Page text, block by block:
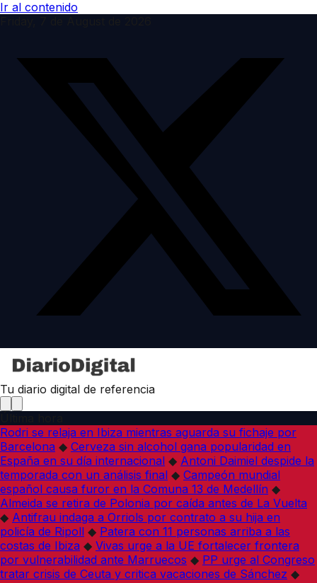
Ir al contenido
Tu diario digital de referencia
Rodri se relaja en Ibiza mientras aguarda su fichaje por
Barcelona ◆ Cerveza sin alcohol gana popularidad en
España en su día internacional ◆ Antoni Daimiel despide la
temporada con un análisis final ◆ Campeón mundial
español causa furor en la Comuna 13 de Medellín ◆
Almeida se retira de Polonia por caída antes de La Vuelta
◆ Antifrau indaga a Orriols por contrato a su hija en
policía de Ripoll ◆ Patera con 11 personas arriba a las
costas de Ibiza ◆ Vivas urge a la UE fortalecer frontera
por vulnerabilidad ante Marruecos ◆ PP urge al Congreso
tratar crisis de Ceuta y critica vacaciones de Sánchez ◆